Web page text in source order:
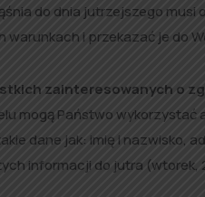
do dnia jutrzejszego
i przekazać je do
zainteresowanych o
mogą Państwo wykorzystać
dane jak: imię i nazwisko,
informacji do jutra (wtorek,